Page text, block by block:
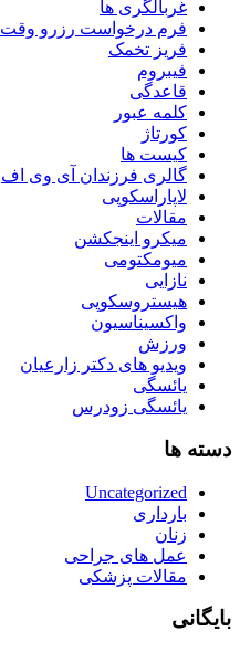
غربالگری ها
فرم درخواست رزرو وقت
فریز تخمک
فیبروم
قاعدگی
کلمه عبور
کورتاژ
کیست ها
گالری فرزندان آی وی اف
لاپاراسکوپی
مقالات
میکرو اینجکشن
میومکتومی
نازایی
هیستروسکوپی
واکسیناسیون
ورزش
ویدیو های دکتر زارعیان
یائسگی
یائسگی زودرس
دسته ها
Uncategorized
بارداری
زنان
عمل های جراحی
مقالات پزشکی
بایگانی